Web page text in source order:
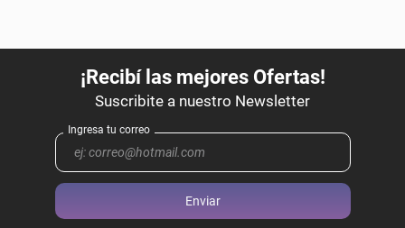
Enviar